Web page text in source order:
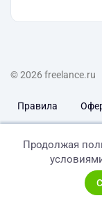
© 2026 freelance.ru
Правила
Продолжая